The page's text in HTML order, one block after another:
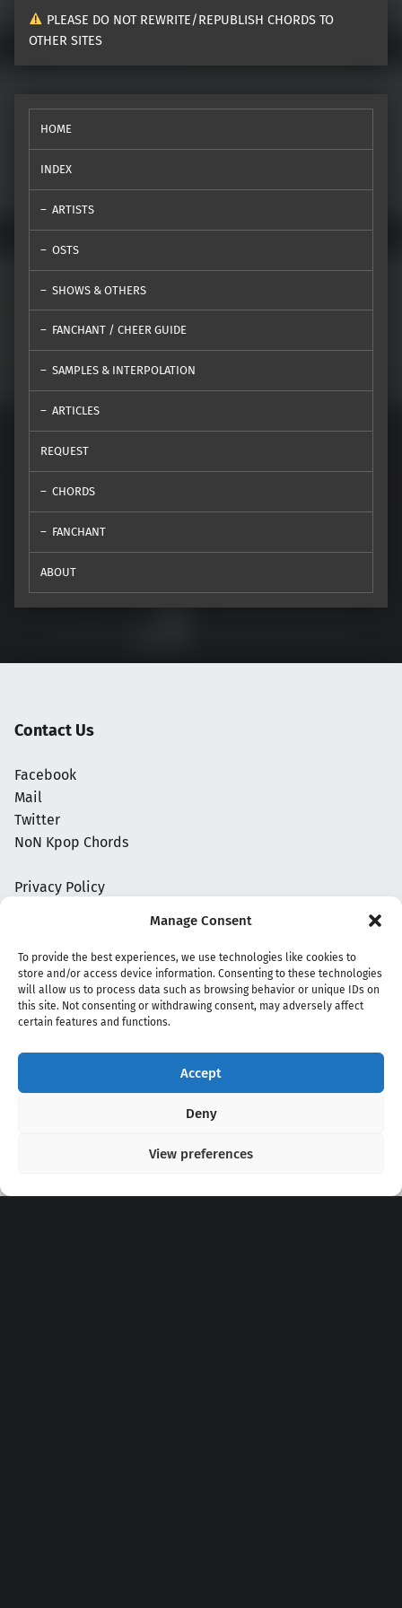
Manage Consent
To provide the best experiences, we use technologies like cookies to
store and/or access device information. Consenting to these technologies
will allow us to process data such as browsing behavior or unique IDs on
this site. Not consenting or withdrawing consent, may adversely affect
certain features and functions.
Accept
Deny
View preferences
PLEASE DO NOT REWRITE/REPUBLISH CHORDS TO
OTHER SITES
HOME
INDEX
ARTISTS
OSTS
SHOWS & OTHERS
FANCHANT / CHEER GUIDE
SAMPLES & INTERPOLATION
ARTICLES
REQUEST
CHORDS
FANCHANT
ABOUT
Contact Us
Facebook
Mail
Twitter
NoN Kpop Chords
Privacy Policy